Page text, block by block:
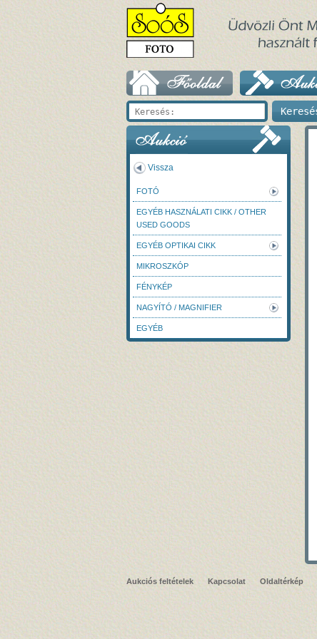
Vissza
FOTÓ
EGYÉB HASZNÁLATI CIKK / OTHER
USED GOODS
EGYÉB OPTIKAI CIKK
MIKROSZKÓP
FÉNYKÉP
NAGYÍTÓ / MAGNIFIER
EGYÉB
Aukciós feltételek Kapcsolat Oldaltérkép